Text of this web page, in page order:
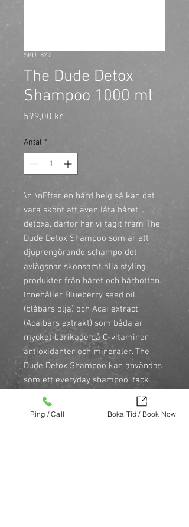
SKU: 879
The Dude Detox
Shampoo 1000 ml
599,00 krPris
Antal *
\n \nEfter en hård helg så kan det
vara skönt att även låta håret
detoxa, därför har vi tagit fram The
Dude Detox Shampoo som är ett
djuprengörande schampo det
avlägsnar skonsamt alla styling
produkter från håret och hårbotten.
Innehåller Blueberry seed oil
(blåbärs olja) och Acai extract
(Acaibärs extrakt) som båda är
mycket berikade på C-vitaminer,
antioxidanter och mineraler. The
Dude Detox Shampoo kan användas
som ett everyday shampoo, tack
vare dess låga PH värde och
skonsamma tensider. Används i
Ring / Call Boka Tid / Book Now